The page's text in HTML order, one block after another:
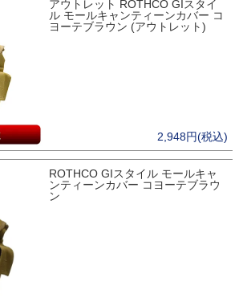
アウトレット ROTHCO GIスタイ
ル モールキャンティーンカバー コ
ヨーテブラウン (アウトレット)
2,948円(税込)
ROTHCO GIスタイル モールキャ
ンティーンカバー コヨーテブラウ
ン